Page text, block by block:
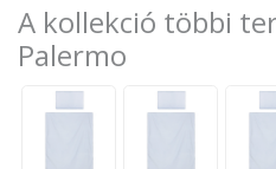
A kollekció többi
Palermo